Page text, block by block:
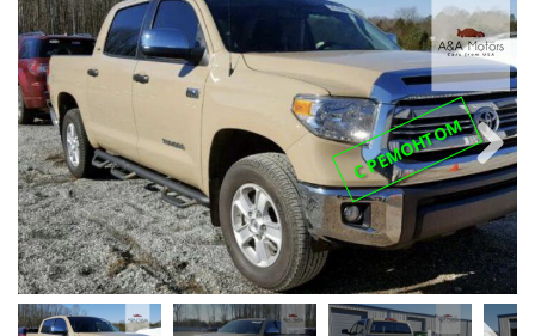
С РЕМОНТОМNext